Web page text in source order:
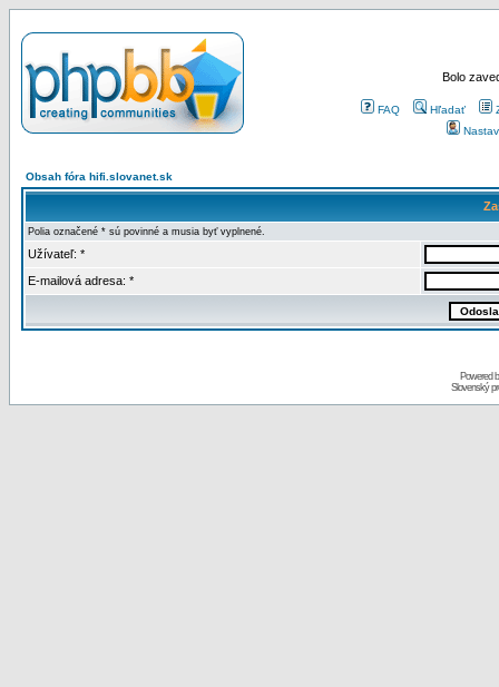
Bolo
FAQ Hľadať
Obsah fóra hifi.slovanet.sk
Polia označené * sú povinné a musia byť vyplnené.
Užívateľ: *
E-mailová adresa: *
Powered
Slovenský